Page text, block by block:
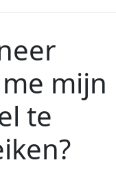
mijn
te